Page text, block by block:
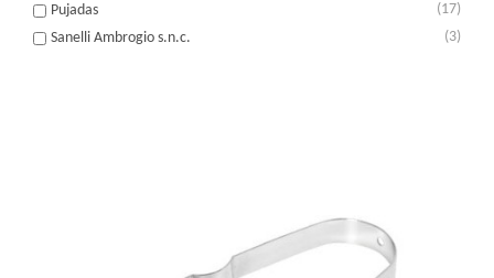
Pujadas
(17)
Sanelli Ambrogio s.n.c.
(3)